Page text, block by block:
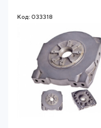
Код: 033318